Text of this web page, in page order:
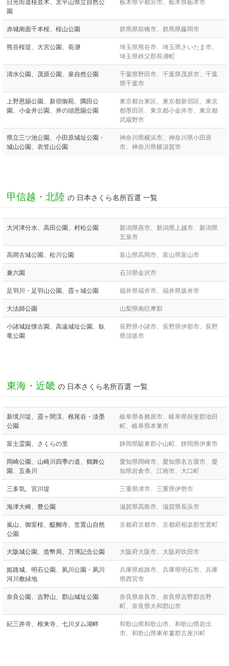
園
赤城南面千本桜、桜山公園 群馬県前橋市、群馬県藤岡市
熊谷桜堤、大宮公園、長瀞
埼玉県熊谷市、埼玉県さいたま市、
埼玉県秩父郡長瀞町
清水公園、茂原公園、泉自然公園
千葉県野田市、千葉県茂原市、千葉
県千葉市
上野恩賜公園、新宿御苑、隅田公
園、小金井公園、井の頭恩賜公園
東京都台東区、東京都新宿区、東京
都墨田区、東京都小金井市、東京都
武蔵野市
県立三ツ池公園、小田原城址公園・
城山公園、衣笠山公園
神奈川県横浜市、神奈川県小田原
市、神奈川県横須賀市
甲信越・北陸 の 日本さくら名所百選 一覧
大河津分水、高田公園、村松公園
新潟県燕市、新潟県上越市、新潟県
五泉市
高岡古城公園、松川公園 富山県高岡市、富山県富山市
兼六園 石川県金沢市
足羽川・足羽山公園、霞ヶ城公園 福井県福井市、福井県坂井市
大法師公園 山梨県南巨摩郡
小諸城趾懐古園、高遠城址公園、臥
竜公園
長野県小諸市、長野県伊那市、長野
県須坂市
東海・近畿 の 日本さくら名所百選 一覧
新境川堤、霞ヶ間渓、根尾谷・淡墨
公園
岐阜県各務原市、岐阜県揖斐郡池田
町、岐阜県本巣市
富士霊園、さくらの里 静岡県駿東郡小山町、静岡県伊東市
岡崎公園、山崎川四季の道、鶴舞公
園、五条川
愛知県岡崎市、愛知県名古屋市、愛
知県岩倉市、江南市、大口町
三多気、宮川堤 三重県津市、三重県伊勢市
海津大崎、豊公園 滋賀県高島市、滋賀県長浜市
嵐山、御室桜、醍醐寺、笠置山自然
公園
京都府京都市、京都府相楽郡笠置町
大阪城公園、造幣局、万博記念公園 大阪府大阪市、大阪府吹田市
姫路城、明石公園、夙川公園・夙川
河川敷緑地
兵庫県姫路市、兵庫県明石市、兵庫
県西宮市
奈良公園、吉野山、郡山城址公園
奈良県奈良市、奈良県吉野郡吉野
町、奈良県大和郡山市
紀三井寺、根来寺、七川ダム湖畔
和歌山県和歌山市、和歌山県岩出
市、和歌山県東牟婁郡古座川町